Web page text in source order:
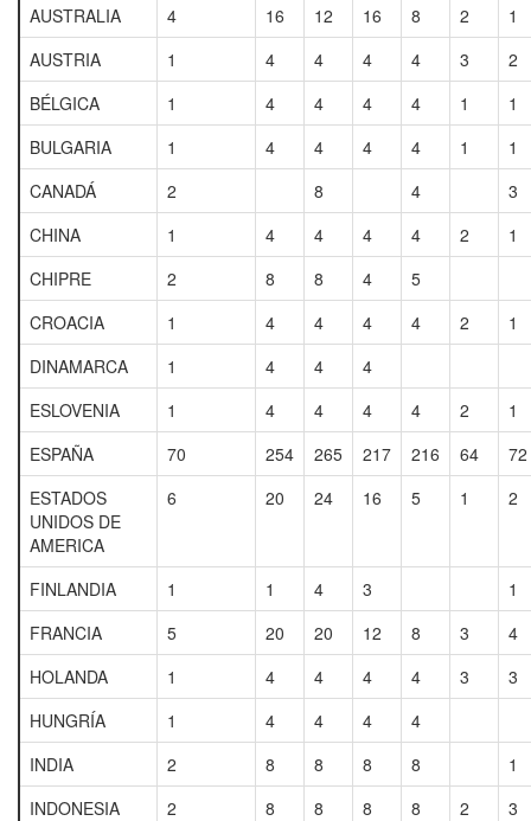
AUSTRALIA
4 16 12 16 8 2
1
AUSTRIA
1 4 4 4 4 3
2
BÉLGICA
1 4 4 4 4 1
1
BULGARIA
1 4 4 4 4 1
1
CANADÁ
2 8 4
3
CHINA
1 4 4 4 4 2
1
CHIPRE
2 8 8 4
5
CROACIA
1 4 4 4 4 2
1
DINAMARCA
1 4 4
4
ESLOVENIA
1 4 4 4 4 2
1
ESPAÑA
70 254 265 217 216 64
72
ESTADOS
UNIDOS DE
AMERICA
6 20 24 16 5 1 2
FINLANDIA 1 1 4 3
1
FRANCIA
5 20 20 12 8 3
4
HOLANDA
1 4 4 4 4 3
3
HUNGRÍA
1 4 4 4
4
INDIA
2 8 8 8 8
1
INDONESIA
2 8 8 8 8 2
3